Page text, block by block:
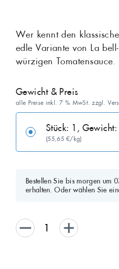
Grill
Sardellen
Thunfisch
Wer kennt den
edle Variante von La
würzigen Tomatensauce.
Gewicht & Preis
alle Preise inkl. 7 % MwSt. zzgl.
Stück: 1,
(55,65 €/kg)
Bestellen Sie bis morgen um
erhalten. Oder wählen Sie